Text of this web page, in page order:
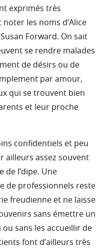
exprimés très
les noms d’Alice
Forward. On sait
se rendre malades
de désirs ou de
par amour,
qui se trouvent bien
et leur proche
confidentiels et peu
ailleurs assez souvent
l’dipe. Une
de professionnels reste
freudienne et ne laisse
sans émettre un
sans les accueillir de
font d’ailleurs très